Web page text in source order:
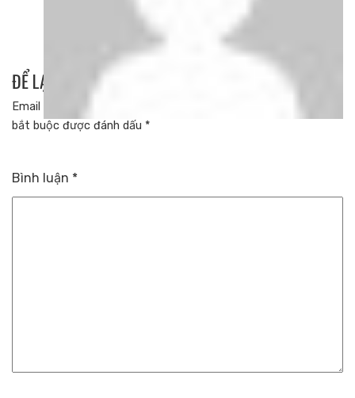
ĐỂ LẠI MỘT BÌNH LUẬN
Email của bạn sẽ không được hiển thị công khai.
bắt buộc được đánh dấu *
Bình luận *